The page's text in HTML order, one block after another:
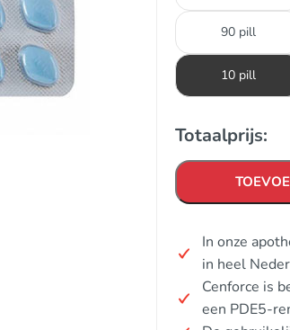
90 pill
10 pill
Totaalprijs:
In onze
in heel
Cenforce is
een PDE5-